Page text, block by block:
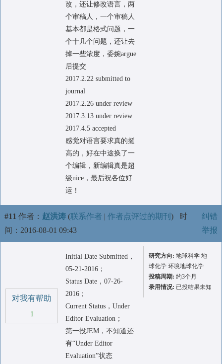
改，还让修改语言，两
个审稿人，一个审稿人
基本都是格式问题，一
个十几个问题，还让去
掉一些浓度，委婉argue
后提交
2017.2.22 submitted to
journal
2017.2.26 under review
2017.3.13 under review
2017.4.5 accepted
感觉对语言要求真的挺
高的，好在中途换了一
个编辑，新编辑真是超
级nice，最后祝各位好
运！
#11 作者： 赵洪涛 (联系作者 | 作者点评过的期刊 ) 时
间：2016-08-01 09:43
纠错
举报
对我有帮助
1
Initial Date Submitted，
05-21-2016；
Status Date，07-26-
2016；
Current Status，Under
Editor Evaluation；
第一投JEM，不知道还
有“Under Editor
Evaluation”状态
研究方向: 地球科学 地
球化学 环境地球化学
投稿周期: 约3个月
录用情况: 已投结果未知